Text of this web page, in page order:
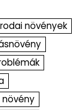
növények
növény